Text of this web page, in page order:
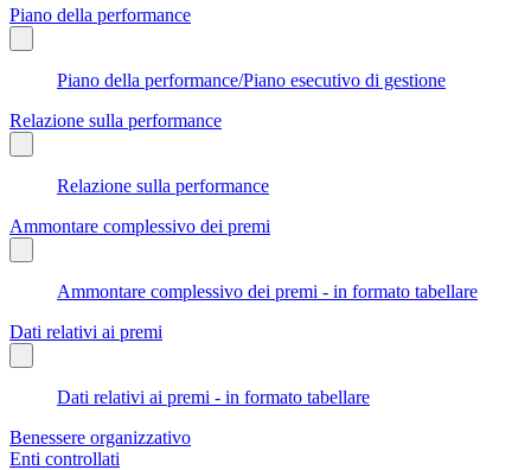
Piano della performance
Piano della performance/Piano esecutivo di gestione
Relazione sulla performance
Relazione sulla performance
Ammontare complessivo dei premi
Ammontare complessivo dei premi - in formato tabellare
Dati relativi ai premi
Dati relativi ai premi - in formato tabellare
Benessere organizzativo
Enti controllati